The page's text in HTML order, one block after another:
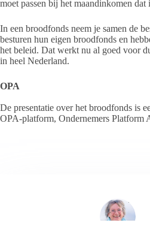
moet passen bij het maandinkomen dat
In een broodfonds neem je samen de
besturen hun eigen broodfonds en
het beleid. Dat werkt nu al goed voor
in heel Nederland.
OPA
De presentatie over het broodfonds is
OPA-platform, Ondernemers Platform